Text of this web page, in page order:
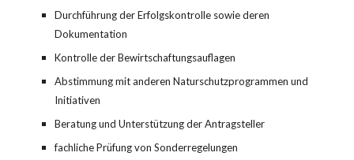
Durchführung der Erfolgskontrolle sowie deren
Dokumentation
Kontrolle der Bewirtschaftungsauflagen
Abstimmung mit anderen Naturschutzprogrammen und
Initiativen
Beratung und Unterstützung der Antragsteller
fachliche Prüfung von Sonderregelungen